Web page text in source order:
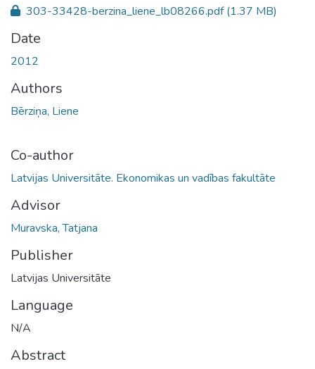
303-33428-berzina_liene_lb08266.pdf(1.37 MB)
Date
2012
Authors
Bērziņa, Liene
Co-author
Latvijas Universitāte. Ekonomikas un vadības fakultāte
Advisor
Muravska, Tatjana
Publisher
Latvijas Universitāte
Language
N/A
Abstract